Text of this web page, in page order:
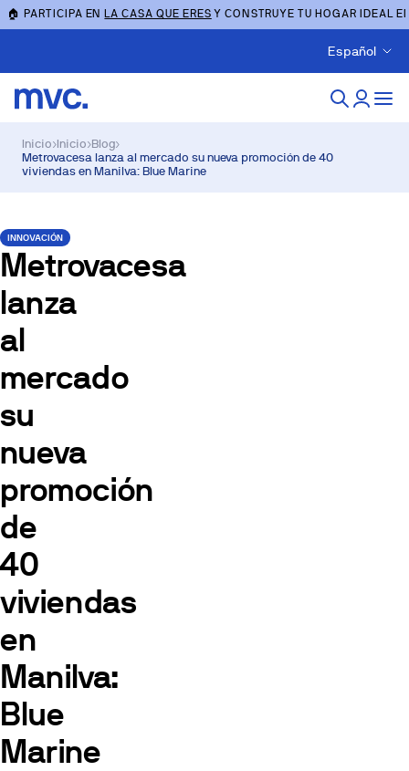
🏠 PARTICIPA ENLA CASA QUE ERES Y CONSTRUYE TU HOGAR IDEAL
Español
Inicio›Inicio›Blog›
Metrovacesa lanza al mercado su nueva promoción de 40
viviendas en Manilva: Blue Marine
INNOVACIÓN
Metrovacesa
lanza
al
mercado
su
nueva
promoción
de
40
viviendas
en
Manilva:
Blue
Marine